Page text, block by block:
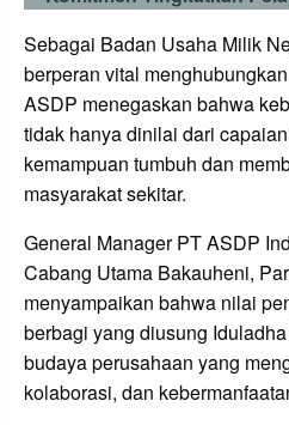
Sebagai Badan Usaha Milik
berperan vital
ASDP menegaskan bahwa
tidak hanya dinilai dari
kemampuan tumbuh dan
masyarakat sekitar.
General Manager PT ASDP
Cabang Utama Bakauheni,
menyampaikan bahwa nilai
berbagi yang diusung
budaya perusahaan yang
kolaborasi, dan